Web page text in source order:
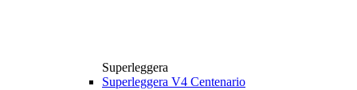
Superleggera
Superleggera V4 Centenario